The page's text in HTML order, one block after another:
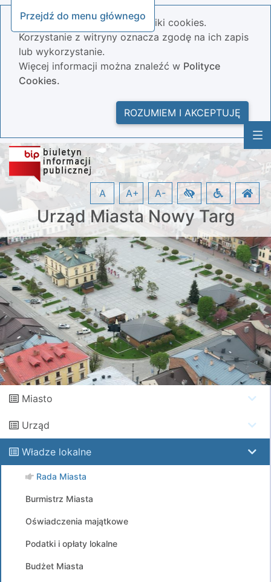
Przejdź do menu głównego
Nasza strona wykorzystuje pliki cookies.
Korzystanie z witryny oznacza zgodę na ich zapis
lub wykorzystanie.
Więcej informacji można znaleźć w Polityce
Cookies.
ROZUMIEM I AKCEPTUJĘ
Urząd Miasta Nowy Targ
A A+ A-
Miasto
Urząd
Władze lokalne
Rada Miasta
Burmistrz Miasta
Oświadczenia majątkowe
Podatki i opłaty lokalne
Budżet Miasta